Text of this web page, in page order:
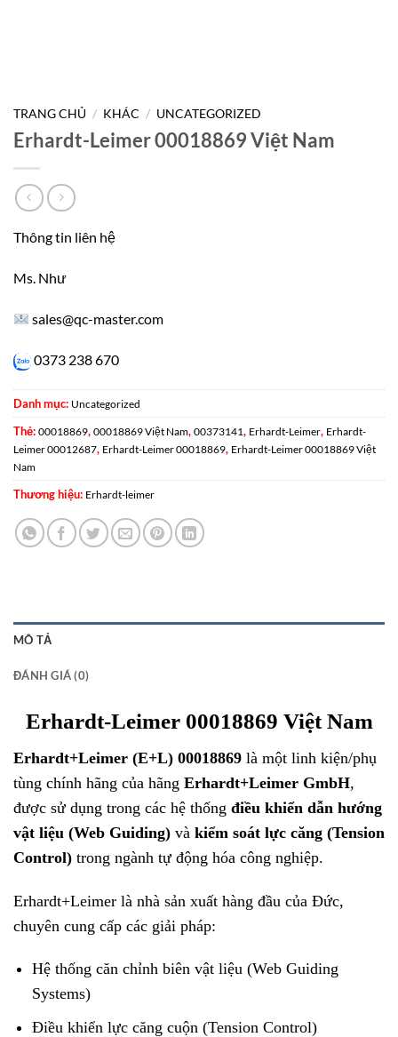
TRANG CHỦ / KHÁC / UNCATEGORIZED
Erhardt-Leimer 00018869 Việt Nam
Thông tin liên hệ
Ms. Như
sales@qc-master.com
0373 238 670
Danh mục: Uncategorized
Thẻ: 00018869, 00018869 Việt Nam, 00373141, Erhardt-Leimer, Erhardt-
Leimer 00012687, Erhardt-Leimer 00018869, Erhardt-Leimer 00018869 Việt
Nam
Thương hiệu: Erhardt-leimer
MÔ TẢ
ĐÁNH GIÁ (0)
Erhardt-Leimer 00018869 Việt Nam
Erhardt+Leimer (E+L) 00018869 là một linh kiện/phụ
tùng chính hãng của hãng Erhardt+Leimer GmbH,
được sử dụng trong các hệ thống điều khiển dẫn hướng
vật liệu (Web Guiding) và kiểm soát lực căng (Tension
Control) trong ngành tự động hóa công nghiệp.
Erhardt+Leimer là nhà sản xuất hàng đầu của Đức,
chuyên cung cấp các giải pháp:
Hệ thống căn chỉnh biên vật liệu (Web Guiding
Systems)
Điều khiển lực căng cuộn (Tension Control)